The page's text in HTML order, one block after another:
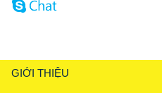
GIỚI THIỆU